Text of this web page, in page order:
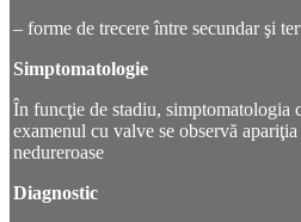
– forme de trecere între secundar şi
Simptomatologie
În funcţie de stadiu, simptomatologia
examenul cu valve se observă
nedureroase
Diagnostic